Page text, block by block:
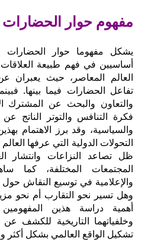
مفهوم حوار
يشكل مفهوما حوار
أساسيين في فهم طبيعة
العالم المعاصر، حيث يعبران
تفاعل الحضارات فيما بينها.
والتعاون والبحث عن المشترك
فكرة التنافس والتوتر الناتج عن
والسياسية، وقد برز الاهتمام
التحولات الدولية التي عرفها
ظل تصاعد النزاعات وانتشار
المجتمعات المختلفة، كما
والإعلامية في توسيع النقاش
وهل تسير نحو التقارب أم نحو
أهمية دراسة هذين
وخلفياتهما التاريخية للكشف
تشكيل الواقع العالمي بشكل أكثر